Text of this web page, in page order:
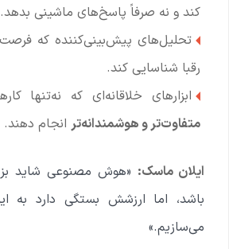
کند و نه صرفاً پاسخ‌های ماشینی بدهد.
تحلیل‌های پیش‌بینی‌کننده که
رقبا شناسایی کند.
ابزارهای خلاقانه‌ای که نه‌تنها
متفاوت‌تر و هوشمندانه‌تر انجام دهند.
ایلان ماسک: «هوش مصنوعی شاید
باشد، اما ارزشش بستگی دارد به
می‌سازیم.»